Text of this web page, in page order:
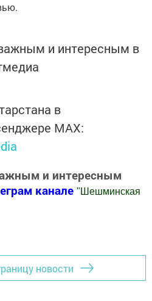
и интересным в
в
MАХ:
и интересным
канале " Шешминская
новости